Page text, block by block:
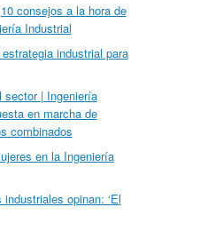
10 consejos a la hora de
Industrial
industrial para
sector | Ingeniería
en marcha de
combinados
en la Ingeniería
industriales opinan: ‘El